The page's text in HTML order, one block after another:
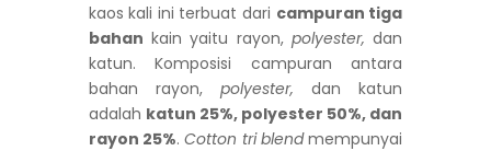
kaos kali ini terbuat dari campuran tiga
bahan kain yaitu rayon,polyester, dan
katun. Komposisi campuran antara
bahan rayon, polyester, dan katun
adalah katun 25%, polyester 50%, dan
rayon 25%.Cotton tri blendmempunyai